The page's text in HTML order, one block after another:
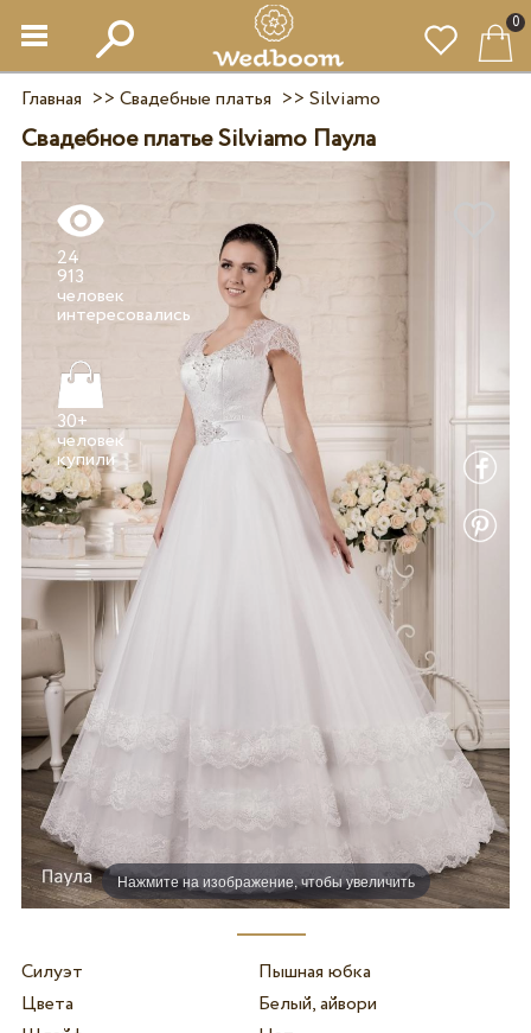
0
Главная >> Свадебные платья >> Silviamo
Свадебное платье Silviamo Паула
Нажмите на изображение, чтобы увеличить
24
913
человек
30+
человек
купили
Силуэт
Пышная юбка
Цвета
Белый, айвори